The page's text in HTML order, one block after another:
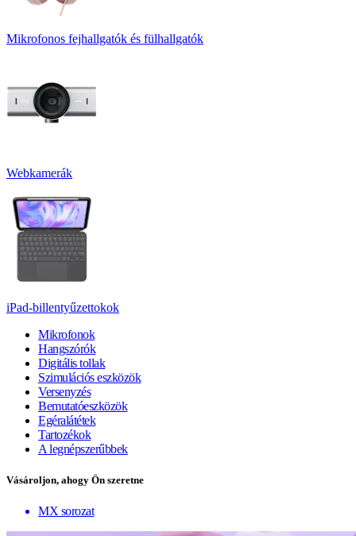
Mikrofonos fejhallgatók és fülhallgatók
Webkamerák
iPad-billentyűzettokok
Mikrofonok
Hangszórók
Digitális tollak
Szimulációs eszközök
Versenyzés
Bemutatóeszközök
Egéralátétek
Tartozékok
A legnépszerűbbek
Vásároljon, ahogy Ön szeretne
MX sorozat